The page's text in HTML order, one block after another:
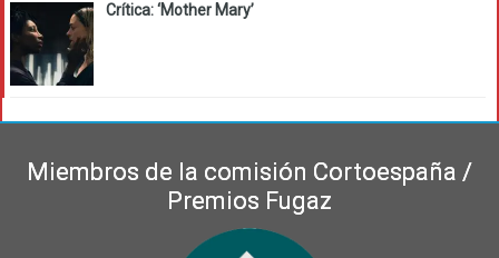
Crítica: ‘Mother Mary’
Miembros de la comisión Cortoespaña /
Premios Fugaz